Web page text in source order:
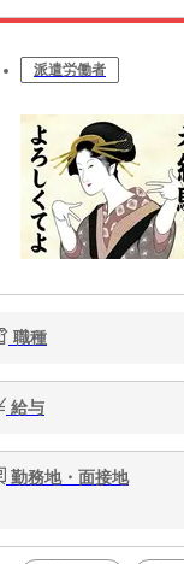
派遣労働者
職種
給与
勤務地・面接地